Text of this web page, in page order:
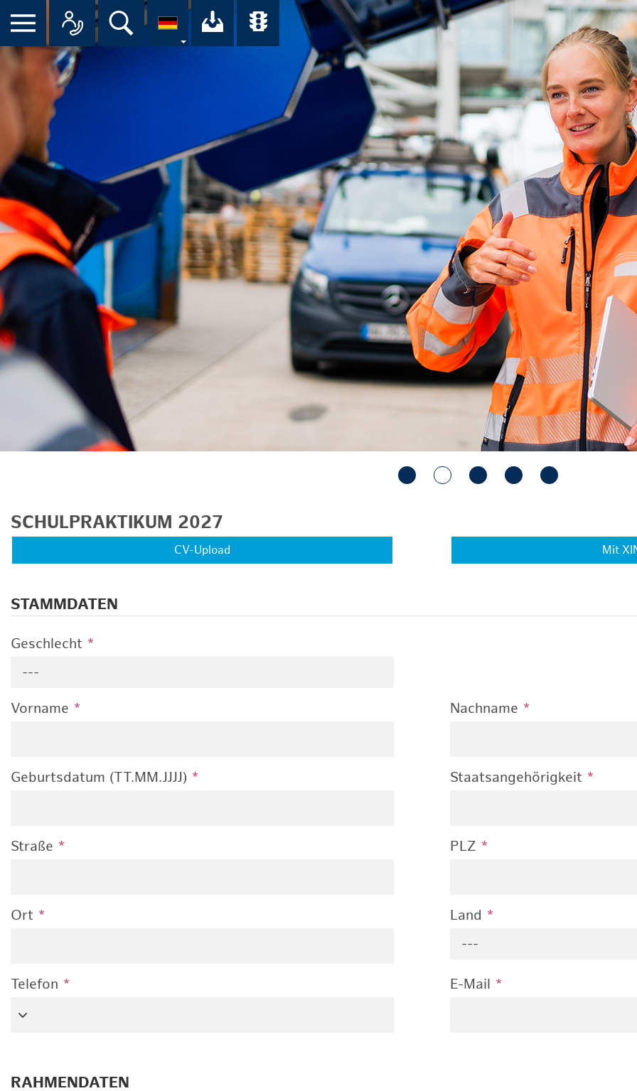
Suche Ihr Download-Center der HPA
Übersicht aller Verkehrsmeldungen im Hafen am
SCHULPRAKTIKUM 2027
CV-Upload Mit
STAMMDATEN
Geschlecht *
---
Vorname * Nachname *
Geburtsdatum (TT.MM.JJJJ) * Staatsangehörigkeit *
Straße * PLZ *
Ort * Land *
---
Telefon * E-Mail *
RAHMENDATEN